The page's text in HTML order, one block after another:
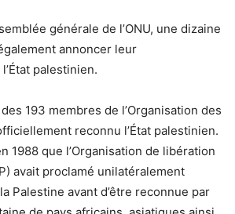
générale de l’ONU, une dizaine
annoncer leur
palestinien.
193 membres de l’Organisation des
reconnu l’État palestinien.
1988 que l’Organisation de libération
avait proclamé unilatéralement
Palestine avant d’être reconnue par